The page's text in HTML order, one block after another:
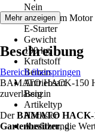
Nein
Startsystem Motor
E-Starter
Gewicht
199 kg
Kraftstoff
Benzin
Antriebsart
Benzin
Artikeltyp
Häcksler
Ausführung
Mehr anzeigen
Beschreibung
Bereich überspringen
BAMATO HACK-150
zuverlässig
DerBAMATO HACK-
Gartenbesitzer, die